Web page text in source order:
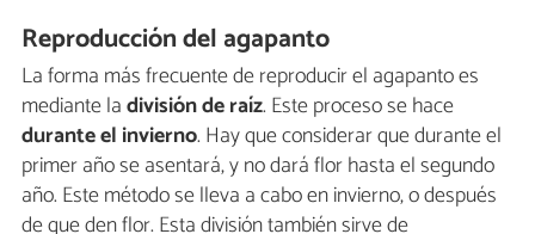
Reproducción del agapanto
La forma más frecuente de reproducir el agapanto es
mediante ladivisión de raíz. Este proceso se hace
durante el invierno. Hay que considerar que durante el
primer año se asentará, y no dará flor hasta el segundo
año. Este método se lleva a cabo en invierno, o después
de que den flor. Esta división también sirve de